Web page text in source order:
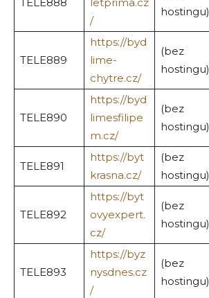
/
hostingu)
TELE889
https://byd
lime-
chytre.cz/
(bez
hostingu)
TELE890
https://byd
limesfilipe
m.cz/
(bez
hostingu)
TELE891
https://byt
krasna.cz/
(bez
hostingu)
TELE892
https://byt
ovyexpert.
cz/
(bez
hostingu)
TELE893
https://byz
nysdnes.cz
/
(bez
hostingu)